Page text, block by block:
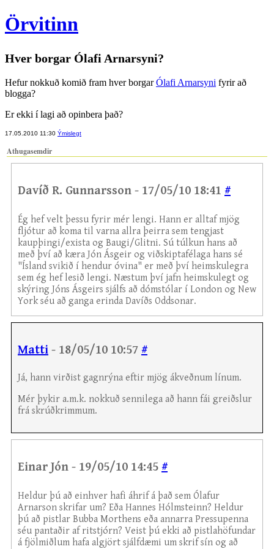
Örvitinn
Hver borgar Ólafi Arnarsyni?
Hefur nokkuð komið fram hver borgarÓlafi Arnarsyni fyrir að
blogga?
Er ekki í lagi að opinbera það?
17.05.2010 11:30 Ýmislegt
Athugasemdir
Davíð R. Gunnarsson - 17/05/10 18:41 #
Ég hef velt þessu fyrir mér lengi. Hann er alltaf mjög
fljótur að koma til varna allra þeirra sem tengjast
kaupþingi/exista og Baugi/Glitni. Sú túlkun hans að
með því að kæra Jón Ásgeir og viðskiptafélaga hans sé
"Ísland svikið í hendur óvina" er með því heimskulegra
sem ég hef lesið lengi. Næstum því jafn heimskulegt og
skýring Jóns Ásgeirs sjálfs að dómstólar í London og New
York séu að ganga erinda Davíðs Oddsonar.
Matti - 18/05/10 10:57 #
Já, hann virðist gagnrýna eftir mjög ákveðnum línum.
Mér þykir a.m.k. nokkuð sennilega að hann fái greiðslur
frá skrúðkrimmum.
Einar Jón - 19/05/10 14:45 #
Heldur þú að einhver hafi áhrif á það sem Ólafur
Arnarson skrifar um? Eða Hannes Hólmsteinn? Heldur
þú að pistlar Bubba Morthens eða annarra Pressupenna
séu pantaðir af ritstjórn? Veist þú ekki að pistlahöfundar
á fjölmiðlum hafa algjört sjálfdæmi um skrif sín og að